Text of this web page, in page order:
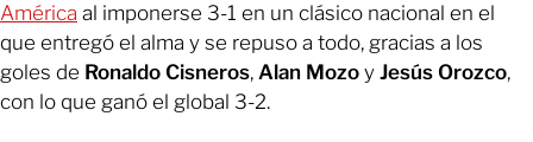
América al imponerse 3-1 en un clásico nacional en el
que entregó el alma y se repuso a todo, gracias a los
goles de Ronaldo Cisneros, Alan Mozo y Jesús Orozco,
con lo que ganó el global 3-2.